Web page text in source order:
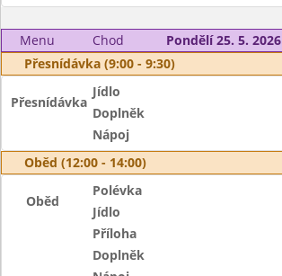
Menu Chod
Pondělí 25. 5. 2026
Přesnídávka (9:00 - 9:30)
Přesnídávka
Jídlo
Doplněk
Nápoj
Oběd (12:00 - 14:00)
Oběd
Polévka
Jídlo
Příloha
Doplněk